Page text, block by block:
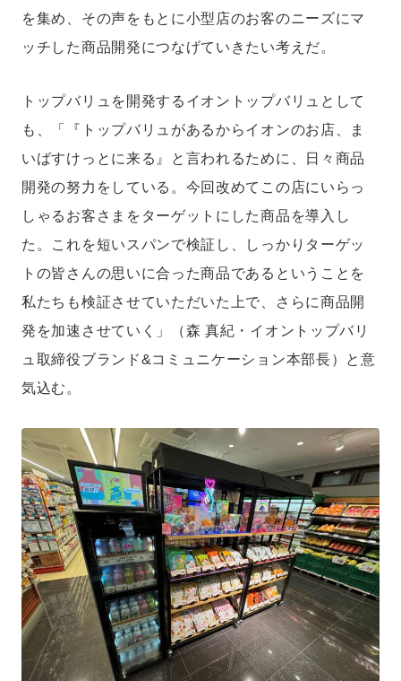
を集め、その声をもとに小型店のお客のニーズにマ
ッチした商品開発につなげていきたい考えだ。
トップバリュを開発するイオントップバリュとして
も、「『トップバリュがあるからイオンのお店、ま
いばすけっとに来る』と言われるために、日々商品
開発の努力をしている。今回改めてこの店にいらっ
しゃるお客さまをターゲットにした商品を導入し
た。これを短いスパンで検証し、しっかりターゲッ
トの皆さんの思いに合った商品であるということを
私たちも検証させていただいた上で、さらに商品開
発を加速させていく」（森 真紀・イオントップバリ
ュ取締役ブランド&コミュニケーション本部長）と意
気込む。